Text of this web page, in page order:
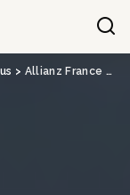
> Allianz France très dynamique en assurance vie au premier trimestre 2024